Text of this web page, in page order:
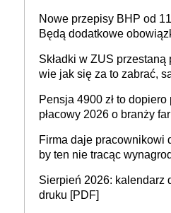
osoby neuroatypowe.
na rzecz Inkluzywności w
Nowe przepisy BHP od
Będą dodatkowe
Składki w ZUS przestaną
wie jak się za to zabrać,
Pensja 4900 zł to
płacowy 2026 o branży
Firma daje pracownikowi
by ten nie tracąc
sprawdza
Sierpień 2026: kalendarz
druku [PDF]